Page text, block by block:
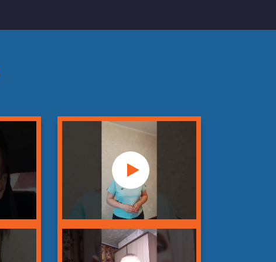
шт 1 900 руб
шт 7 000 руб
шт
шт от 2 090 руб
шт от 1 400 руб
шт от 4 890 руб